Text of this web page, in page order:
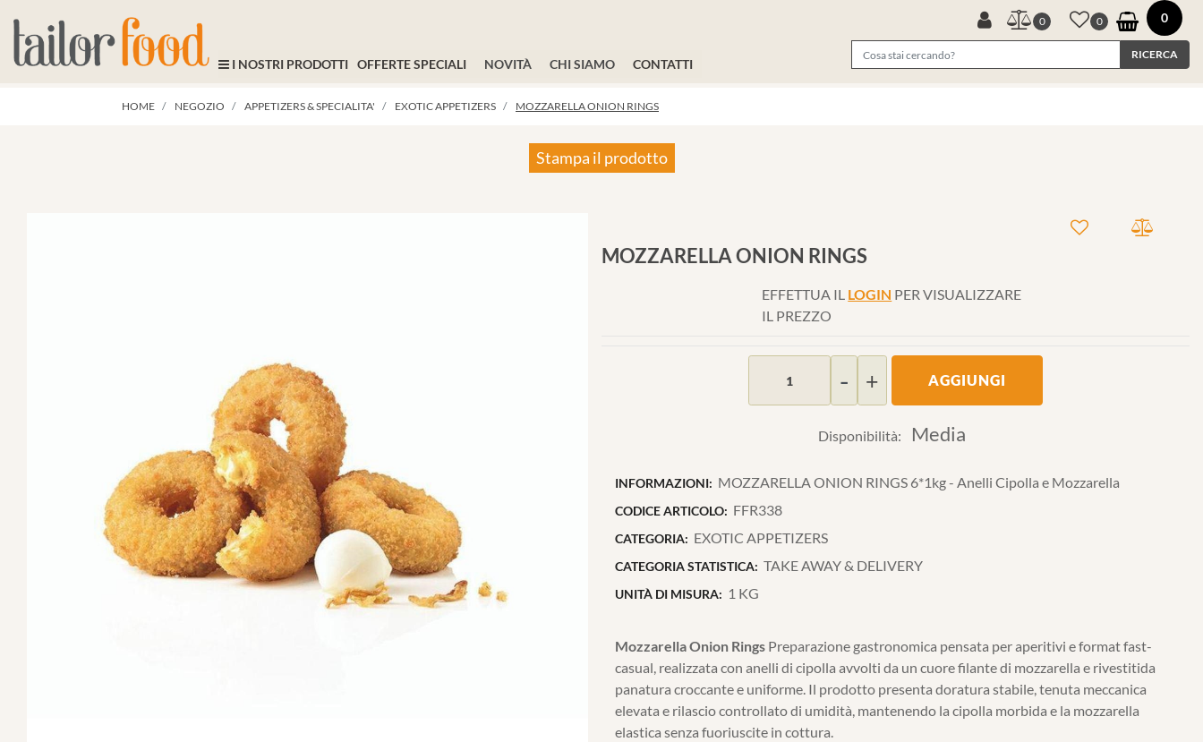
I NOSTRI PRODOTTI OFFERTE SPECIALI NOVITÀ CHI SIAMO CONTATTI
0 0 0
HOME NEGOZIO APPETIZERS & SPECIALITA' EXOTIC APPETIZERS MOZZARELLA ONION RINGS
Stampa il prodotto
MOZZARELLA ONION RINGS
EFFETTUA IL LOGIN PER VISUALIZZARE
IL PREZZO
AGGIUNGI
Disponibilità: Media
INFORMAZIONI: MOZZARELLA ONION RINGS 6*1kg - Anelli Cipolla e Mozzarella
CODICE ARTICOLO: FFR338
CATEGORIA: EXOTIC APPETIZERS
CATEGORIA STATISTICA: TAKE AWAY & DELIVERY
UNITÀ DI MISURA: 1 KG
Mozzarella Onion Rings Preparazione gastronomica pensata per aperitivi e format fast-
casual, realizzata con anelli di cipolla avvolti da un cuore filante di mozzarella e rivestitida
panatura croccante e uniforme. Il prodotto presenta doratura stabile, tenuta meccanica
elevata e rilascio controllato di umidità, mantenendo la cipolla morbida e la mozzarella
elastica senza fuoriuscite in cottura.